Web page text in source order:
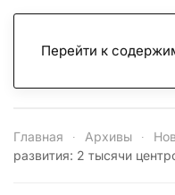
Перейти к
Главная Архивы
развития: 2 тысячи